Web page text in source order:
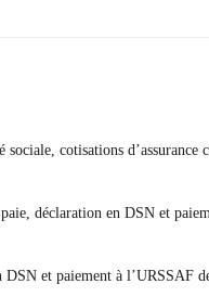
cotisations
déclaration en DSN et
et paiement à l’URSSAF